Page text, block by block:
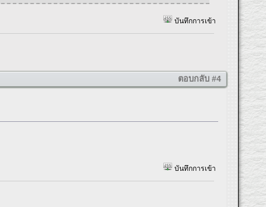
บันทึกการเข้า
ตอบกลับ #4
บันทึกการเข้า